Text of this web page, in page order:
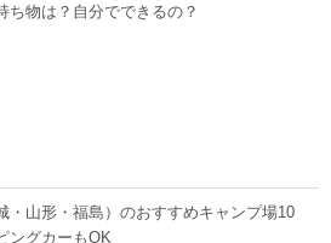
ち物は？自分でできるの？
・山形・福島）のおすすめキャンプ場10
ングカーもOK